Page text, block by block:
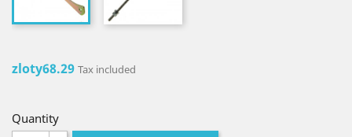
zloty68.29 Tax included
Quantity